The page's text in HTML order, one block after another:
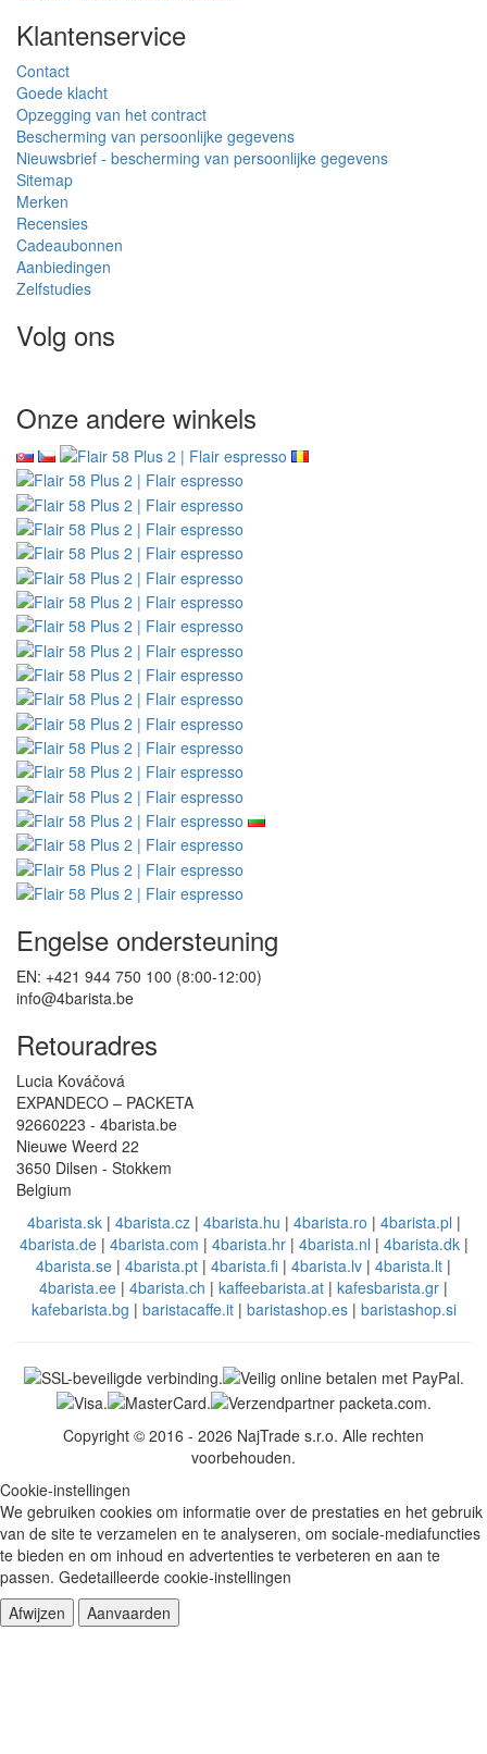
Klantenservice
Contact
Goede klacht
Opzegging van het contract
Bescherming van persoonlijke gegevens
Nieuwsbrief - bescherming van persoonlijke gegevens
Sitemap
Merken
Recensies
Cadeaubonnen
Aanbiedingen
Zelfstudies
Volg ons
Onze andere winkels
Engelse ondersteuning
EN: +421 944 750 100 (8:00-12:00)
info@4barista.be
Retouradres
Lucia Kováčová
EXPANDECO – PACKETA
92660223 - 4barista.be
Nieuwe Weerd 22
3650 Dilsen - Stokkem
Belgium
4barista.sk| 4barista.cz| 4barista.hu | 4barista.ro | 4barista.pl |
4barista.de| 4barista.com | 4barista.hr| 4barista.nl | 4barista.dk|
4barista.se | 4barista.pt | 4barista.fi | 4barista.lv | 4barista.lt |
4barista.ee | 4barista.ch | kaffeebarista.at | kafesbarista.gr |
kafebarista.bg | baristacaffe.it| baristashop.es| baristashop.si
Copyright © 2016 - 2026 NajTrade s.r.o. Alle rechten
voorbehouden.
Cookie-instellingen
We gebruiken cookies om informatie over de prestaties en het gebruik
van de site te verzamelen en te analyseren, om sociale-mediafuncties
te bieden en om inhoud en advertenties te verbeteren en aan te
passen. Gedetailleerde cookie-instellingen
Afwijzen
Aanvaarden